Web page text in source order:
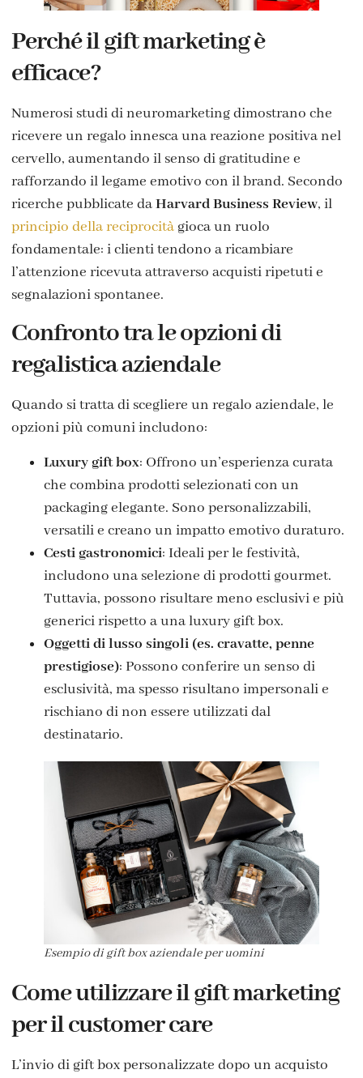
Perché il gift marketing è
efficace?
Numerosi studi di neuromarketing dimostrano che
ricevere un regalo innesca una reazione positiva nel
cervello, aumentando il senso di gratitudine e
rafforzando il legame emotivo con il brand. Secondo
ricerche pubblicate daHarvard Business Review, il
principio della reciprocità gioca un ruolo
fondamentale: i clienti tendono a ricambiare
l’attenzione ricevuta attraverso acquisti ripetuti e
segnalazioni spontanee.
Confronto tra le opzioni di
regalistica aziendale
Quando si tratta di scegliere un regalo aziendale, le
opzioni più comuni includono:
Luxury gift box: Offrono un’esperienza curata
che combina prodotti selezionati con un
packaging elegante. Sono personalizzabili,
versatili e creano un impatto emotivo duraturo.
Cesti gastronomici: Ideali per le festività,
includono una selezione di prodotti gourmet.
Tuttavia, possono risultare meno esclusivi e più
generici rispetto a una luxury gift box.
Oggetti di lusso singoli (es. cravatte, penne
prestigiose): Possono conferire un senso di
esclusività, ma spesso risultano impersonali e
rischiano di non essere utilizzati dal
destinatario.
Esempio di gift box aziendale per uomini
Come utilizzare il gift marketing
per il customer care
L’invio di gift box personalizzate dopo un acquisto